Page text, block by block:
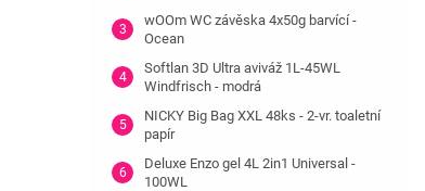
wOOm WC závěska 4x50g barvící -
Ocean
Softlan 3D Ultra aviváž 1L-45WL
Windfrisch - modrá
NICKY Big Bag XXL 48ks - 2-vr. toaletní
papír
Deluxe Enzo gel 4L 2in1 Universal -
100WL